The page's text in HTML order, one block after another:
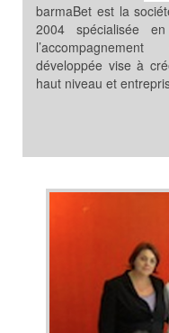
barmaBet est la
2004 spécialisée
développée vise à
haut niveau et